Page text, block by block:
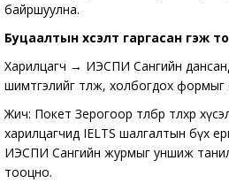
байршуулна.
Буцаалтын хүсэлт гаргасан гэж
Харилцагч → ИЭСПИ Сангийн
шимтгэлийг төлж, холбогдох формыг
Жич: Покет Зерогоор төлбөр төлөхөөр
харилцагчид IELTS шалгалтын бүх
ИЭСПИ Сангийн журмыг уншиж
тооцно.